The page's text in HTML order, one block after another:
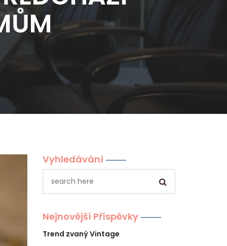
Vyhledávání
Nejnovější Příspěvky
Trend zvaný Vintage